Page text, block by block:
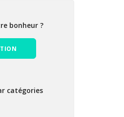
bonheur ?
catégories